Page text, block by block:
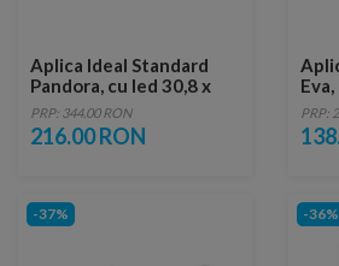
Aplica Ideal Standard
Pandora, cu led 30,8 x
11,2 x 3,3 cm
PRP: 344.00 RON
216.00 RON
4,1
PRP:
-37% -36%